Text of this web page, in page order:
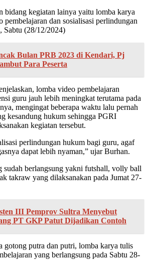
bidang kegiatan lainya yaitu lomba karya
dan sosialisasi perlindungan
Sabtu (28/12/2024)
Bulan PRB 2023 di Kendari, Pj
Para Peserta
lomba video pembelajaran
guru jauh lebih meningkat terutama pada
mengingat beberapa waktu lalu pernah
kesandung hukum sehingga PGRI
kegiatan tersebut.
perlindungan hukum bagi guru, agaf
dapat lebih nyaman,” ujar Burhan.
sudah berlangsung yakni futshall, volly ball
takraw yang dilaksanakan pada Jumat 27-
III Pemprov Sultra Menyebut
PT GKP Patut Dijadikan Contoh
gotong putra dan putri, lomba karya tulis
yang berlangsung pada Sabtu 28-